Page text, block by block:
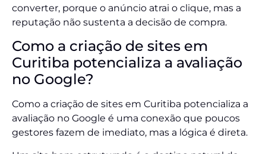
converter, porque o anúncio atrai o clique, mas a
reputação não sustenta a decisão de compra.
Como a criação de sites em
Curitiba potencializa a avaliação
no Google?
Como a criação de sites em Curitiba potencializa a
avaliação no Google é uma conexão que poucos
gestores fazem de imediato, mas a lógica é direta.